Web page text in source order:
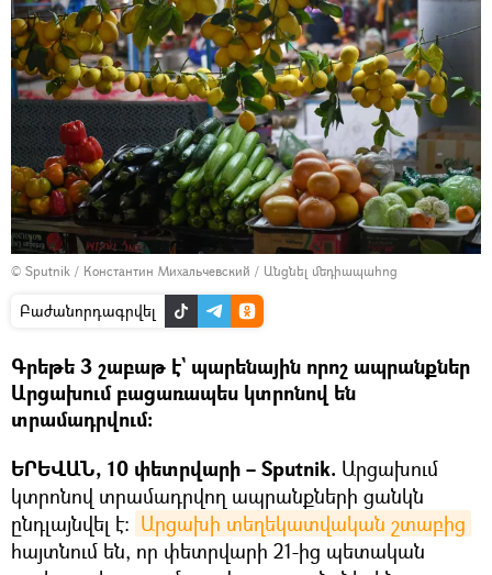
© Sputnik / Константин Михальчевский / Անցնել մեդիապահոց
Բաժանորդագրվել
Գրեթե 3 շաբաթ է` պարենային որոշ ապրանքներ
Արցախում բացառապես կտրոնով են
տրամադրվում։
ԵՐԵՎԱՆ, 10 փետրվարի – Sputnik. Արցախում
կտրոնով տրամադրվող ապրանքների ցանկն
ընդլայնվել է։ Արցախի տեղեկատվական շտաբից
հայտնում են, որ փետրվարի 21-ից պետական